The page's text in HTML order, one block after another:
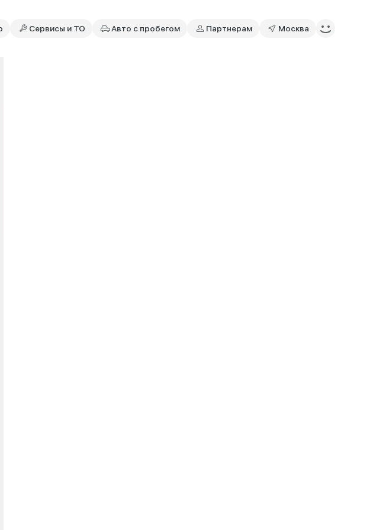
Сервисы и ТО Авто с пробегом Партнерам Москва